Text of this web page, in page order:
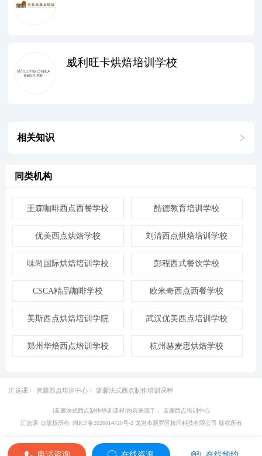
威利旺卡烘焙培训学校
相关知识
同类机构
王森咖啡西点西餐学校 酷德教育培训学校
优美西点烘焙学校 刘清西点烘焙培训学校
味尚国际烘焙培训学校 彭程西式餐饮学校
CSCA精品咖啡学校 欧米奇西点西餐学校
美斯西点烘焙培训学院 武汉优美西点培训学校
郑州华焙西点培训学校 杭州赫麦思烘焙学校
汇选课 蓝馨西点培训中心 蓝馨法式西点制作培训课程
[蓝馨法式西点制作培训课程]内容来源于： 蓝馨西点培训中心
汇选课 @版权所有 闽ICP备2026014720号-2 龙岩市新罗区校问科技有限公司 版权所有